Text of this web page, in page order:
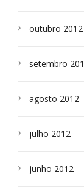
outubro 2012
setembro
agosto 2012
julho 2012
junho 2012